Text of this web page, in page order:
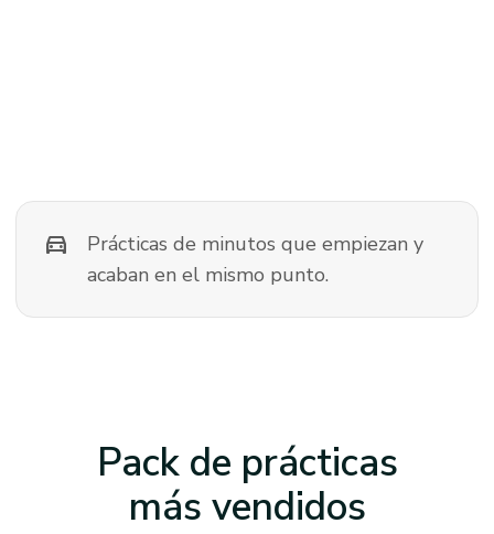
directions_car
Prácticas de minutos que empiezan y
acaban en el mismo punto.
Pack de prácticas
más vendidos